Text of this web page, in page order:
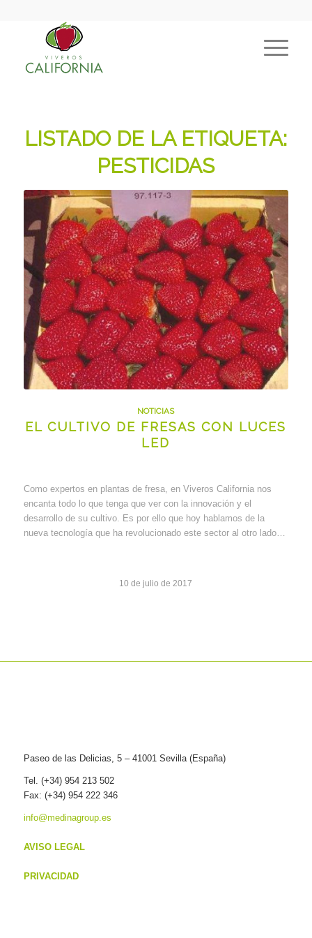
LISTADO DE LA ETIQUETA:
PESTICIDAS
NOTICIAS
EL CULTIVO DE FRESAS CON LUCES
LED
Como expertos en plantas de fresa, en Viveros California nos
encanta todo lo que tenga que ver con la innovación y el
desarrollo de su cultivo. Es por ello que hoy hablamos de la
nueva tecnología que ha revolucionado este sector al otro lado…
10 de julio de 2017
Paseo de las Delicias, 5 – 41001 Sevilla (España)
Tel. (+34) 954 213 502
Fax: (+34) 954 222 346
info@medinagroup.es
AVISO LEGAL
PRIVACIDAD